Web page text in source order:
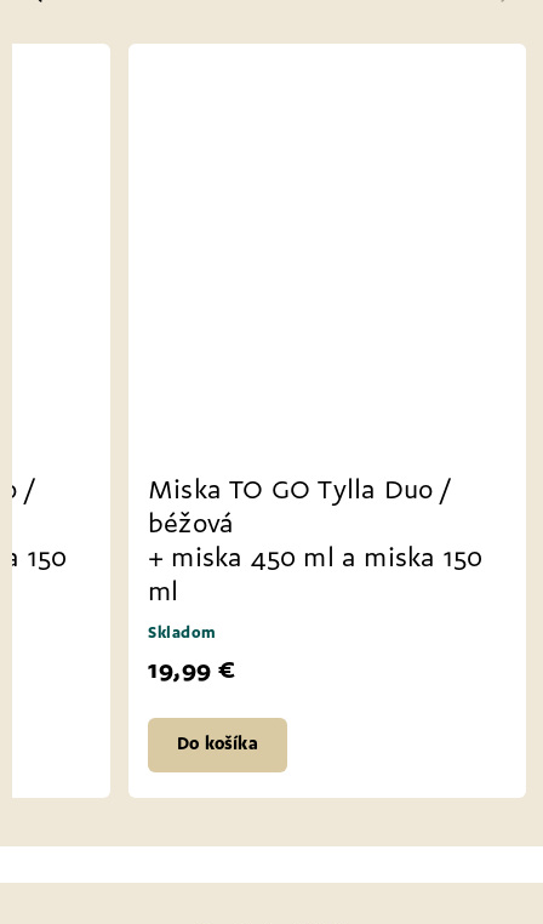
/
150
Miska TO GO Tylla Duo /
béžová
+ miska 450 ml a miska 150
ml
Skladom
19,99 €
Do košíka